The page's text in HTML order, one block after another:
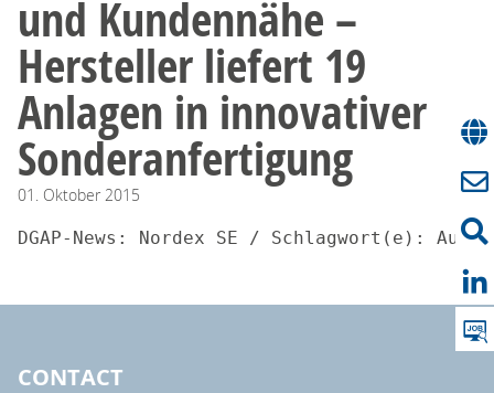
und Kundennähe –
Hersteller liefert 19
Anlagen in innovativer
Sonderanfertigung
01. Oktober 2015
DGAP-News: Nordex SE /
CONTACT